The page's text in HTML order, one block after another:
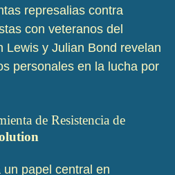
represalias contra
con veteranos del
Lewis y Julian Bond revelan
personales en la lucha por
de Resistencia de
papel central en